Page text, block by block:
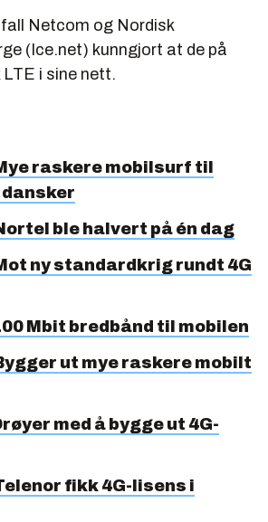
Netcom og Nordisk
(Ice.net) kunngjort at de på
i sine nett.
raskere mobilsurf til
ble halvert på én dag
ny standardkrig rundt 4G
Mbit bredbånd til mobilen
ut mye raskere mobilt
med å bygge ut 4G-
fikk 4G-lisens i